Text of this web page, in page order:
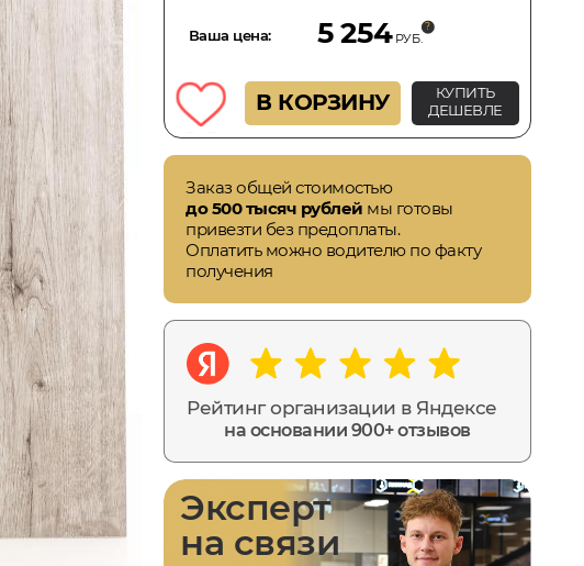
Ваша цена: 5 254 РУБ.
В КОРЗИНУ
КУПИТЬ
ДЕШЕВЛЕ
Заказ общей стоимостью
до 500 тысяч рублей мы готовы
привезти без предоплаты.
Оплатить можно водителю по факту
получения
Рейтинг организации в Яндексе
на основании 900+ отзывов
Эксперт
на связи